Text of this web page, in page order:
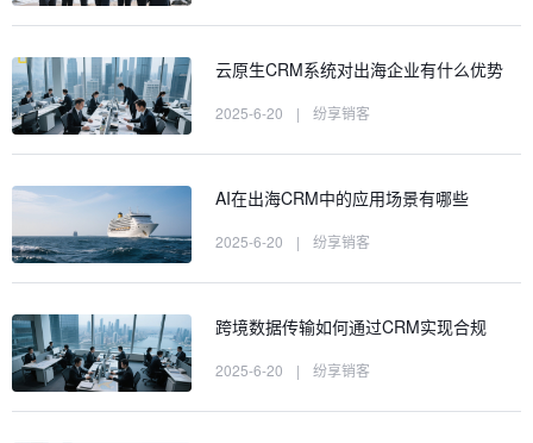
云原生CRM系统对出海企业有什么优势
2025-6-20 | 纷享销客
AI在出海CRM中的应用场景有哪些
2025-6-20 | 纷享销客
跨境数据传输如何通过CRM实现合规
2025-6-20 | 纷享销客